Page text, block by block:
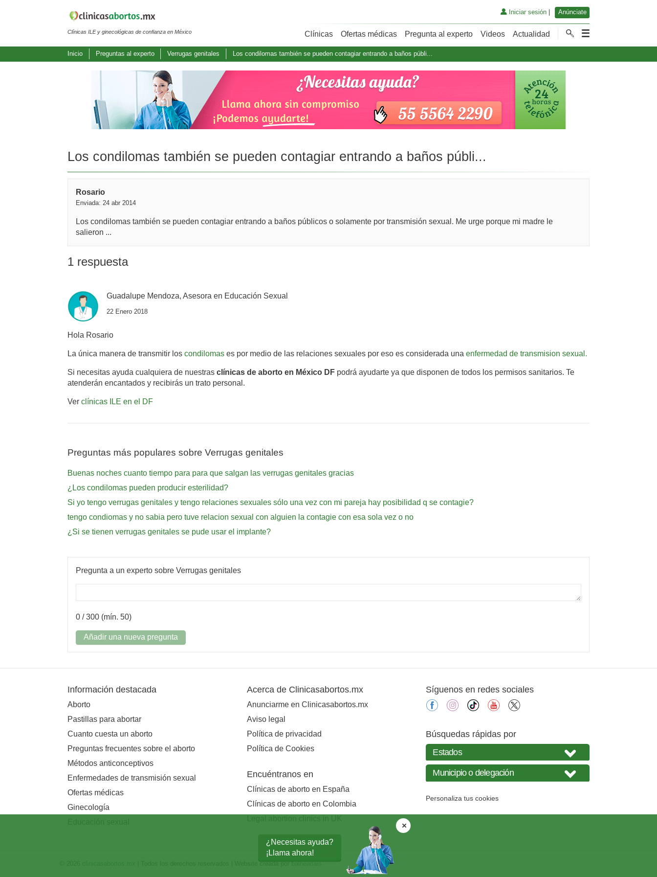
Clínicas ILE y ginecológicas de confianza en México
Iniciar sesión| Anúnciate
Clínicas Ofertas médicas Pregunta al experto Videos Actualidad
Inicio Preguntas al experto Verrugas genitales Los condilomas también se pueden contagiar entrando a baños públi...
Los condilomas también se pueden contagiar entrando a baños públi...
Rosario
Enviada: 24 abr 2014
Los condilomas también se pueden contagiar entrando a baños públicos o solamente por transmisión sexual. Me urge porque mi madre le
salieron ...
1 respuesta
Guadalupe Mendoza, Asesora en Educación Sexual
22 Enero 2018
Hola Rosario
La única manera de transmitir los condilomas es por medio de las relaciones sexuales por eso es considerada una enfermedad de transmision sexual.
Si necesitas ayuda cualquiera de nuestras clínicas de aborto en México DF podrá ayudarte ya que disponen de todos los permisos sanitarios. Te
atenderán encantados y recibirás un trato personal.
Ver clínicas ILE en el DF
Preguntas más populares sobre Verrugas genitales
Buenas noches cuanto tiempo para para que salgan las verrugas genitales gracias
¿Los condilomas pueden producir esterilidad?
Si yo tengo verrugas genitales y tengo relaciones sexuales sólo una vez con mi pareja hay posibilidad q se contagie?
tengo condiomas y no sabia pero tuve relacion sexual con alguien la contagie con esa sola vez o no
¿Si se tienen verrugas genitales se pude usar el implante?
Pregunta a un experto sobre Verrugas genitales
0 / 300 (mín. 50)
Añadir una nueva pregunta
¿Necesitas ayuda?
¡Llama ahora!
Información destacada
Aborto
Pastillas para abortar
Cuanto cuesta un aborto
Preguntas frecuentes sobre el aborto
Métodos anticonceptivos
Enfermedades de transmisión sexual
Ofertas médicas
Ginecología
Acerca de Clinicasabortos.mx
Anunciarme en Clinicasabortos.mx
Aviso legal
Política de privacidad
Política de Cookies
Encuéntranos en
Clínicas de aborto en España
Clínicas de aborto en Colombia
Síguenos en redes sociales
facebookinstagram
tiktok youtube
Búsquedas rápidas por
Personaliza tus cookies
| Todos los derechos reservados | Website creada porbalneariais